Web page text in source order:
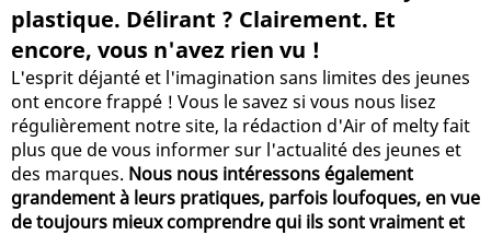
plastique. Délirant ? Clairement. Et
encore, vous n'avez rien vu !
L'esprit déjanté et l'imagination sans limites des jeunes
ont encore frappé ! Vous le savez si vous nous lisez
régulièrement notre site, la rédaction d'Air of melty fait
plus que de vous informer sur l'actualité des jeunes et
des marques. Nous nous intéressons également
grandement à leurs pratiques, parfois loufoques, en vue
de toujours mieux comprendre qui ils sont vraiment et